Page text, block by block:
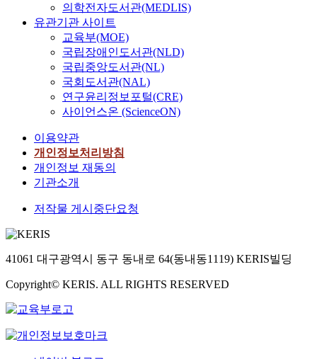
의학전자도서관(MEDLIS)
유관기관 사이트
교육부(MOE)
국립장애인도서관(NLD)
국립중앙도서관(NL)
국회도서관(NAL)
연구윤리정보포털(CRE)
사이언스온 (ScienceON)
이용약관
개인정보처리방침
개인정보 재동의
기관소개
저작물 게시중단요청
41061 대구광역시 동구 동내로 64(동내동1119) KERIS빌딩
Copyright© KERIS. ALL RIGHTS RESERVED